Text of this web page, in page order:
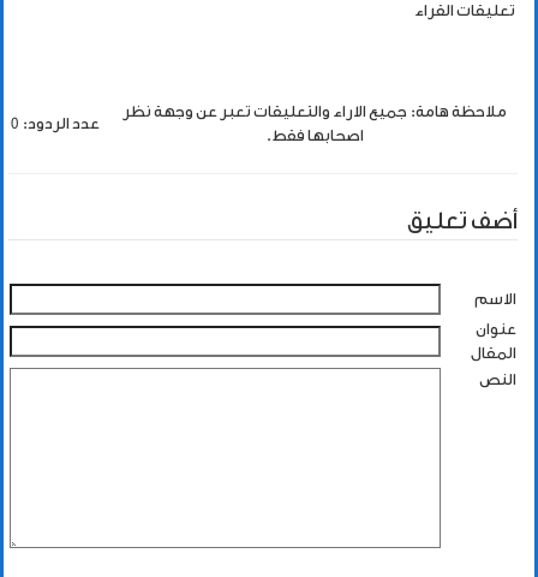
تعليقات القراء
ملاحظة هامة: جميع الاراء والتعليقات تعبر عن وجهة نظر
اصحابها فقط.
عدد الردود: 0
أضف تعليق
الاسم
عنوان
المقال
النص